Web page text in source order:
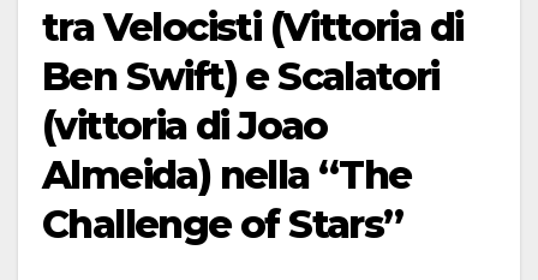
tra Velocisti (Vittoria di
Ben Swift) e Scalatori
(vittoria di Joao
Almeida) nella “The
Challenge of Stars”